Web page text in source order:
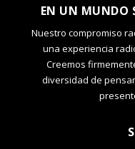
EN UN MUNDO
Nuestro compromiso
una experiencia
Creemos
diversidad de